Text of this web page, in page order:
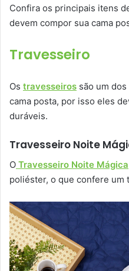
Confira os principais itens
devem compor sua cama
Travesseiro
Os travesseiros são um
cama posta, por isso eles
duráveis.
Travesseiro Noite
O Travesseiro Noite Mágica
poliéster, o que confere um